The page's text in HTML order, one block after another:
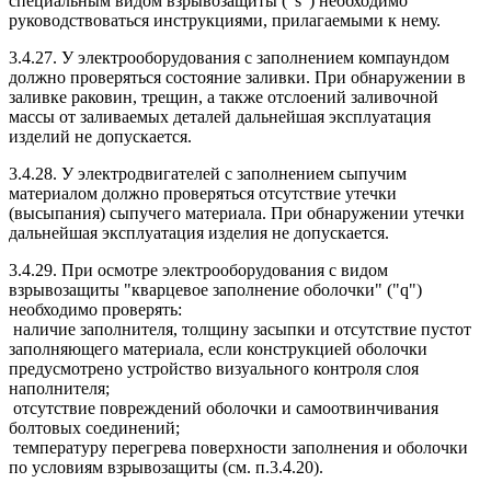
руководствоваться инструкциями, прилагаемыми к нему.
3.4.27. У электрооборудования с заполнением компаундом
должно проверяться состояние заливки. При обнаружении в
заливке раковин, трещин, а также отслоений заливочной
массы от заливаемых деталей дальнейшая эксплуатация
изделий не допускается.
3.4.28. У электродвигателей с заполнением сыпучим
материалом должно проверяться отсутствие утечки
(высыпания) сыпучего материала. При обнаружении утечки
дальнейшая эксплуатация изделия не допускается.
3.4.29. При осмотре электрооборудования с видом
взрывозащиты "кварцевое заполнение оболочки" ("q")
необходимо проверять:
наличие заполнителя, толщину засыпки и отсутствие пустот
заполняющего материала, если конструкцией оболочки
предусмотрено устройство визуального контроля слоя
наполнителя;
отсутствие повреждений оболочки и самоотвинчивания
болтовых соединений;
температуру перегрева поверхности заполнения и оболочки
по условиям взрывозащиты (см. п.3.4.20).